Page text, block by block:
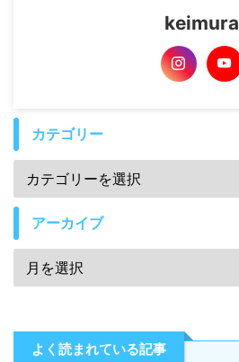
keimura
カテゴリー
アーカイブ
よく読まれている記事